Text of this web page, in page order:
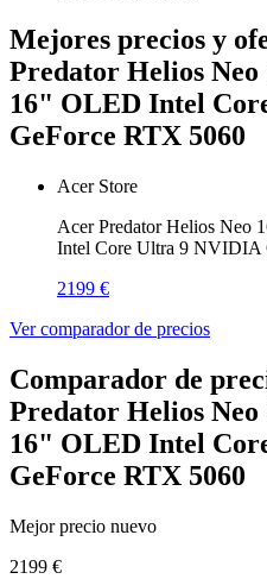
Mejores precios y
Predator Helios Neo
16" OLED Intel
GeForce RTX 5060
Acer Store
Acer Predator Helios Neo
Intel Core Ultra 9 NVIDIA
2199 €
Ver comparador de precios
Comparador de
Predator Helios Neo
16" OLED Intel
GeForce RTX 5060
Mejor precio nuevo
2199 €